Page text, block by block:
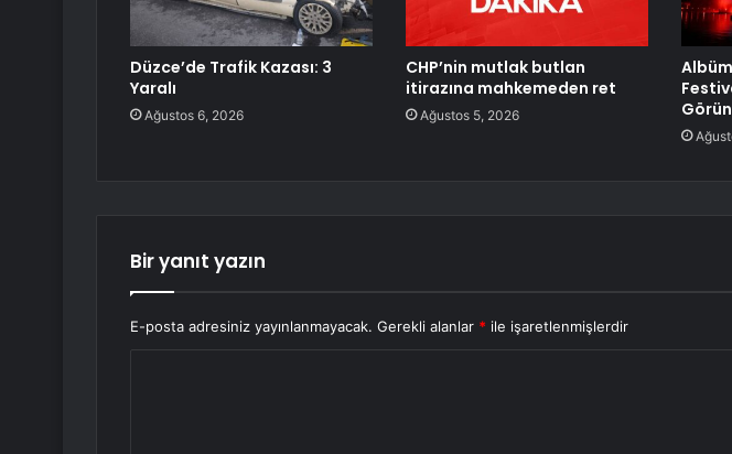
Düzce’de Trafik Kazası: 3
Yaralı
Ağustos 6, 2026
CHP’nin mutlak butlan
itirazına mahkemeden ret
Ağustos 5, 2026
Bir yanıt yazın
E-posta adresiniz yayınlanmayacak. Gerekli alanlar * ile işaretlenmişlerdir